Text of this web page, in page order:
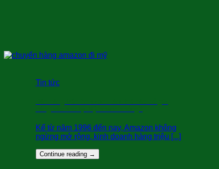
Tin tức
Kể từ năm 1996 đến nay, Amazon không
ngừng mở rộng, kinh doanh hàng triệu [...]
Continue reading →